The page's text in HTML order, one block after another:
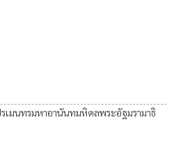
มนทรมหาอานันทมหิดลพระอัฐมรามาธิ